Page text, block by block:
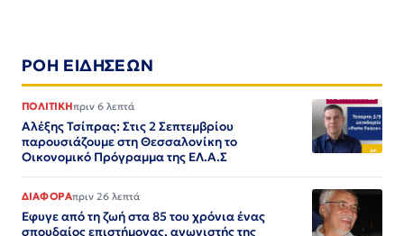
ΡΟΗ ΕΙΔΗΣΕΩΝ
ΠΟΛΙΤΙΚΗπριν 6 λεπτά
Αλέξης Τσίπρας: Στις 2 Σεπτεμβρίου
παρουσιάζουμε στη Θεσσαλονίκη το
Οικονομικό Πρόγραμμα της ΕΛ.Α.Σ
ΔΙΑΦΟΡΑπριν 26 λεπτά
Εφυγε από τη ζωή στα 85 του χρόνια ένας
σπουδαίος επιστήμονας, αγωνιστής της